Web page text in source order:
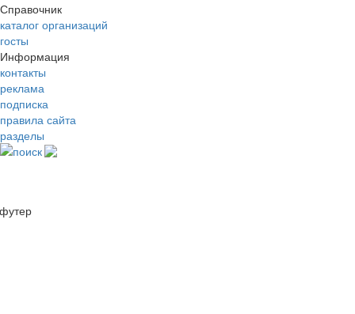
Справочник
каталог организаций
госты
Информация
контакты
реклама
подписка
правила сайта
разделы
поиск
футер